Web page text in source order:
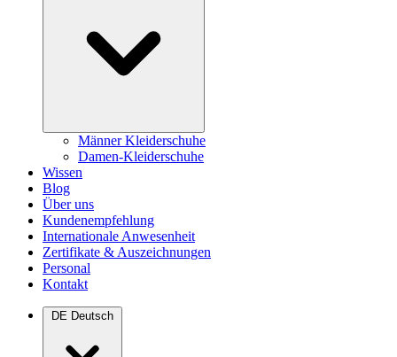
Männer Kleiderschuhe
Damen-Kleiderschuhe
Wissen
Blog
Über uns
Kundenempfehlung
Internationale Anwesenheit
Zertifikate & Auszeichnungen
Personal
Kontakt
DE Deutsch